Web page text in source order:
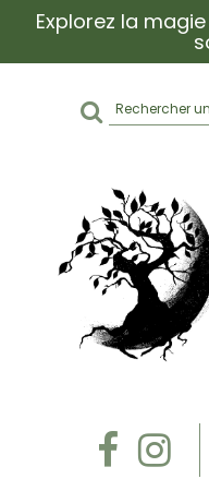
Explorez la